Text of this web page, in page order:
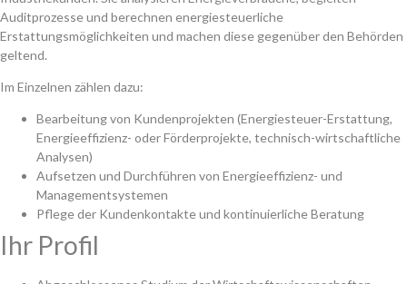
Auditprozesse und berechnen energiesteuerliche
Erstattungsmöglichkeiten und machen diese gegenüber den Behörden
geltend.
Im Einzelnen zählen dazu:
Bearbeitung von Kundenprojekten (Energiesteuer-Erstattung,
Energieeffizienz- oder Förderprojekte, technisch-wirtschaftliche
Analysen)
Aufsetzen und Durchführen von Energieeffizienz- und
Managementsystemen
Pflege der Kundenkontakte und kontinuierliche Beratung
Ihr Profil